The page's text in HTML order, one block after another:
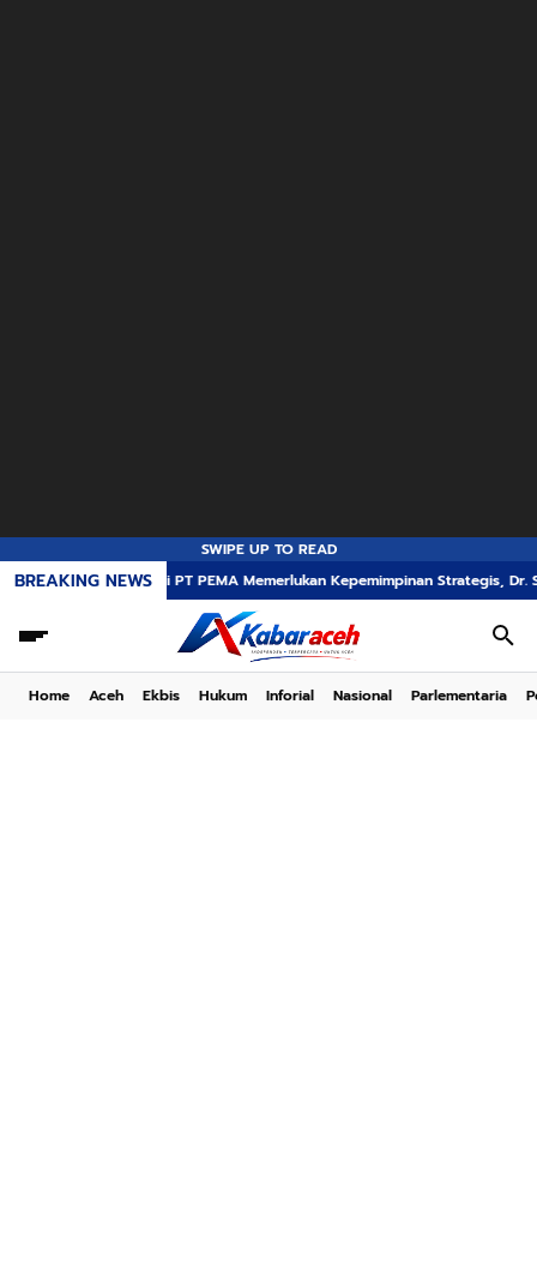
SWIPE UP TO READ
BREAKING NEWS
Transformasi PT PEMA Memerlukan Kepemimpinan Strategis, Dr. Said
Home Aceh Ekbis Hukum Inforial Nasional Parlementaria